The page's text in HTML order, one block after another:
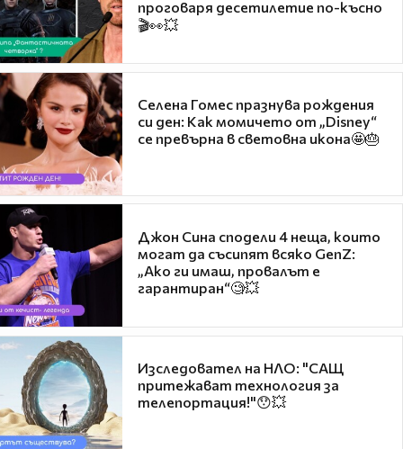
проговаря десетилетие по-късно
🎬👀💥
Селена Гомес празнува рождения
си ден: Как момичето от „Disney“
се превърна в световна икона🤩🎂
Джон Сина сподели 4 неща, които
могат да съсипят всяко GenZ:
„Ако ги имаш, провалът е
гарантиран“🧐💥
Изследовател на НЛО: "САЩ
притежават технология за
телепортация!"😯💥